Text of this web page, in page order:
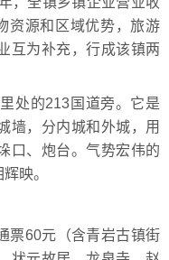
资源和区域优势，旅游
互为补充，行成该镇两
的213国道旁。它是
墙，分内城和外城，用
口、炮台。气势宏伟的
映。
60元（含青岩古镇街